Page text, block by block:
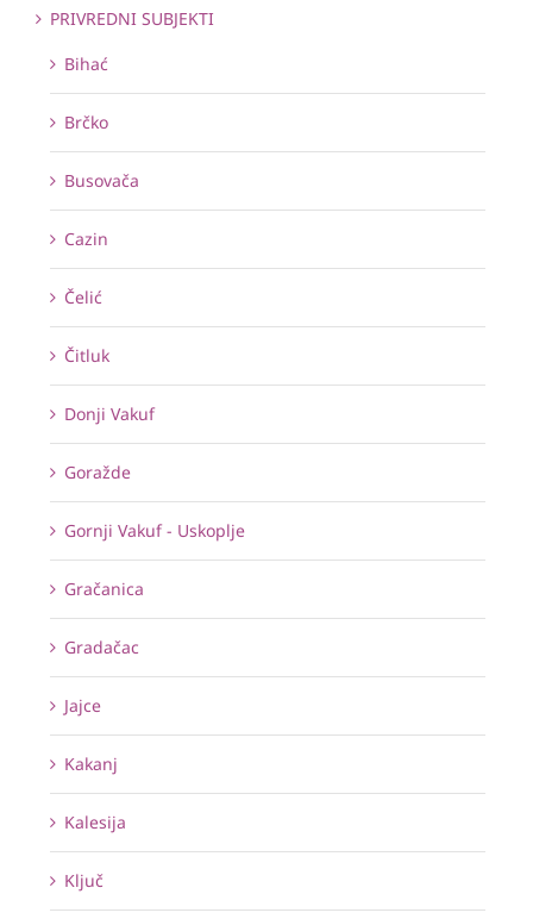
PRIVREDNI SUBJEKTI
Bihać
Brčko
Busovača
Cazin
Čelić
Čitluk
Donji Vakuf
Goražde
Gornji Vakuf - Uskoplje
Gračanica
Gradačac
Jajce
Kakanj
Kalesija
Ključ